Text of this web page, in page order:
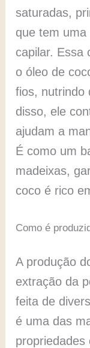
saturadas,
que tem
capilar. Essa
o óleo de
fios, nutrindo
disso, ele
ajudam a
É como um
madeixas,
coco é rico
Como é
A produção
extração da
feita de
é uma das